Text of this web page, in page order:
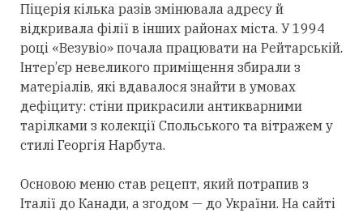
Піцерія кілька разів змінювала адресу й
відкривала філії в інших районах міста. У 1994
році «Везувіо» почала працювати на Рейтарській.
Інтер’єр невеликого приміщення збирали з
матеріалів, які вдавалося знайти в умовах
дефіциту: стіни прикрасили антикварними
тарілками з колекції Спольського та вітражем у
стилі Георгія Нарбута.
Основою меню став рецепт, який потрапив з
Італії до Канади, а згодом — до України. На сайті